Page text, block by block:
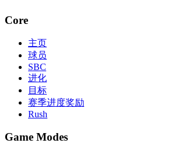
Core
主页
球员
SBC
进化
目标
赛季进度奖励
Rush
Game Modes